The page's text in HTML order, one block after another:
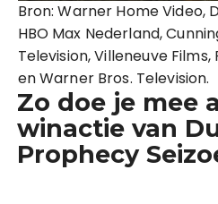
Bron: Warner Home Video,
HBO Max Nederland,
Television, Villeneuve
en Warner Bros. Television.
Zo doe je mee
winactie van
Prophecy